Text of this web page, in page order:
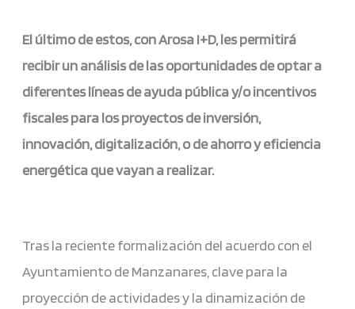
El último de estos, con Arosa I+D, les permitirá
recibir un análisis de las oportunidades de optar a
diferentes líneas de ayuda pública y/o incentivos
fiscales para los proyectos de inversión,
innovación, digitalización, o de ahorro y eficiencia
energética que vayan a realizar.
Tras la reciente formalización del acuerdo con el
Ayuntamiento de Manzanares, clave para la
proyección de actividades y la dinamización de